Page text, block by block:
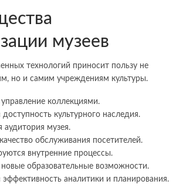
музеев
технологий приносит пользу не
но и самим учреждениям культуры.
коллекциями.
доступность культурного наследия.
аудитория музея.
обслуживания посетителей.
внутренние процессы.
новые образовательные возможности.
эффективность аналитики и планирования.